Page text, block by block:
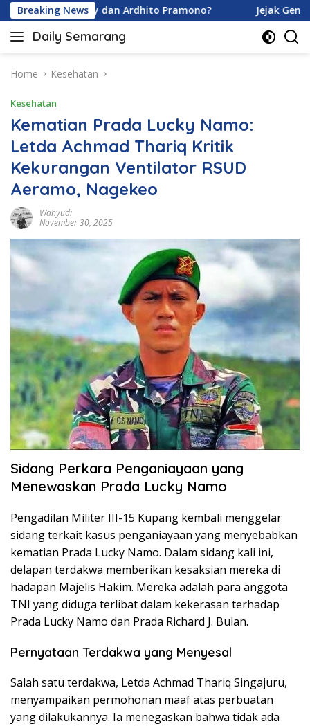
Skip
to
content
Breaking News
Karamoy dan Ardhito Pramono? Jejak Gen Buka
Daily Semarang
"Semarang
Ini:
Terkini
untuk
Anda"
Home Kesehatan
Kesehatan
Kematian Prada Lucky Namo:
Letda Achmad Thariq Kritik
Kekurangan Ventilator RSUD
Aeramo, Nagekeo
Wahyudi
November 30, 2025
Sidang Perkara Penganiayaan yang
Menewaskan Prada Lucky Namo
Pengadilan Militer III-15 Kupang kembali menggelar
sidang terkait kasus penganiayaan yang menyebabkan
kematian Prada Lucky Namo. Dalam sidang kali ini,
delapan terdakwa memberikan kesaksian mereka di
hadapan Majelis Hakim. Mereka adalah para anggota
TNI yang diduga terlibat dalam kekerasan terhadap
Prada Lucky Namo dan Prada Richard J. Bulan.
Pernyataan Terdakwa yang Menyesal
Salah satu terdakwa, Letda Achmad Thariq Singajuru,
menyampaikan permohonan maaf atas perbuatan
yang dilakukannya. Ia menegaskan bahwa tidak ada